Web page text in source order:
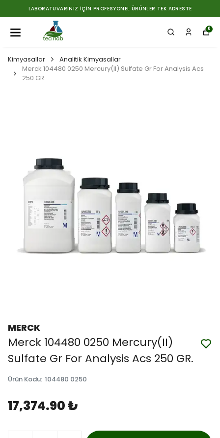
LABORATUVARINIZ İÇIN PROFESYONEL ÜRÜNLER TEK ADRESTE
0
Kimyasallar
Analitik Kimyasallar
Merck 104480 0250 Mercury(II) Sulfate Gr For Analysis Acs
250 GR.
MERCK
Merck 104480 0250 Mercury(II)
Sulfate Gr For Analysis Acs 250 GR.
Ürün Kodu: 104480 0250
17,374.90 ₺